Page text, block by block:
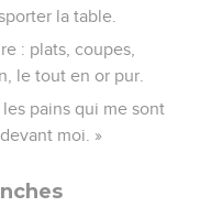
la table.
: plats, coupes,
le tout en or pur.
les pains qui me sont
moi. »